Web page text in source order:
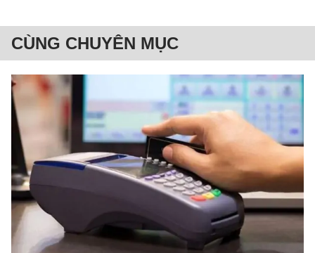
CÙNG CHUYÊN MỤC